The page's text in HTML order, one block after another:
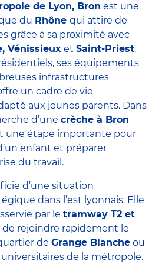
de Lyon, Bron est une
du Rhône qui attire de
grâce à sa proximité avec
Vénissieux et Saint-Priest.
ses équipements
infrastructures
un cadre de vie
aux jeunes parents. Dans
d’une crèche à Bron
une étape importante pour
enfant et préparer
du travail.
d’une situation
dans l’est lyonnais. Elle
par le tramway T2 et
rejoindre rapidement le
de Grange Blanche ou
de la métropole.